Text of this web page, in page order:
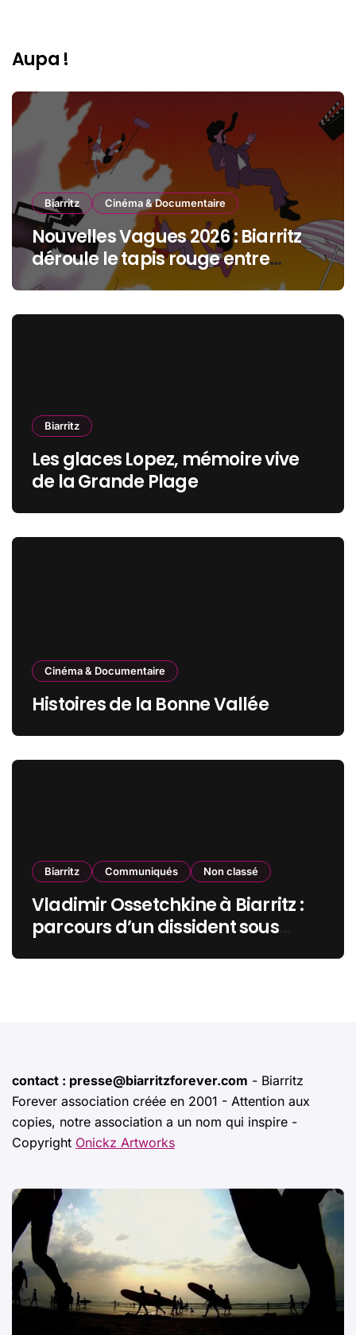
Aupa !
Biarritz Cinéma & Documentaire
Nouvelles Vagues 2026 : Biarritz
déroule le tapis rouge entre
océan, jeunesse et cinéma
Biarritz
Les glaces Lopez, mémoire vive
de la Grande Plage
Cinéma & Documentaire
Histoires de la Bonne Vallée
Biarritz Communiqués Non classé
Vladimir Ossetchkine à Biarritz :
parcours d’un dissident sous
contact : presse@biarritzforever.com - Biarritz
Forever association créée en 2001 - Attention aux
copies, notre association a un nom qui inspire -
Copyright Onickz Artworks